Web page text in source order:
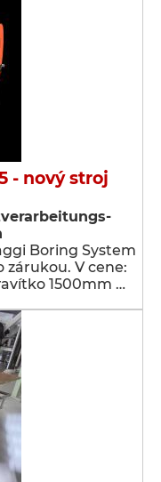
- nový stroj
Boring System
zárukou. V cene:
1500mm …